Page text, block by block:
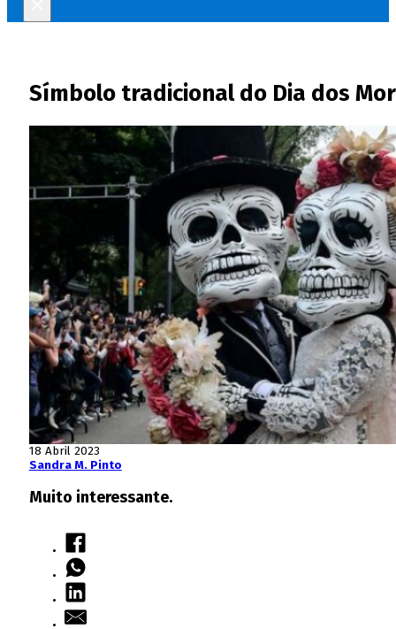
Símbolo tradicional do Dia dos
18 Abril 2023
Sandra M. Pinto
Muito interessante.